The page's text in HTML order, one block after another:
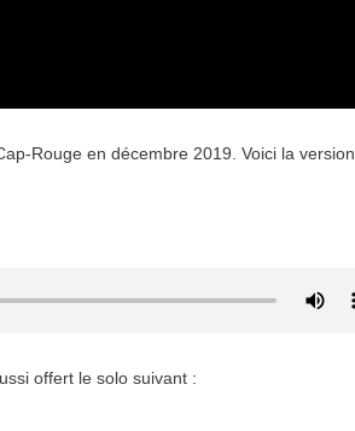
Rouge en décembre 2019. Voici la version
offert le solo suivant :